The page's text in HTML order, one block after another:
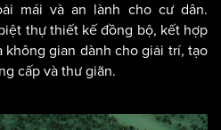
mái và an lành cho cư dân.
thự thiết kế đồng bộ, kết hợp
không gian dành cho giải trí, tạo
cấp và thư giãn.